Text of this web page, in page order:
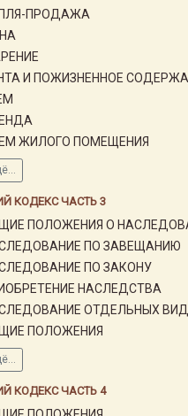
ПРОДАЖА
И ПОЖИЗНЕННОЕ
ЖИЛОГО ПОМЕЩЕНИЯ
КОДЕКС ЧАСТЬ 3
ПОЛОЖЕНИЯ О
ПО ЗАВЕЩАНИЮ
ПО ЗАКОНУ
НАСЛЕДСТВА
ОТДЕЛЬНЫХ
ПОЛОЖЕНИЯ
КОДЕКС ЧАСТЬ 4